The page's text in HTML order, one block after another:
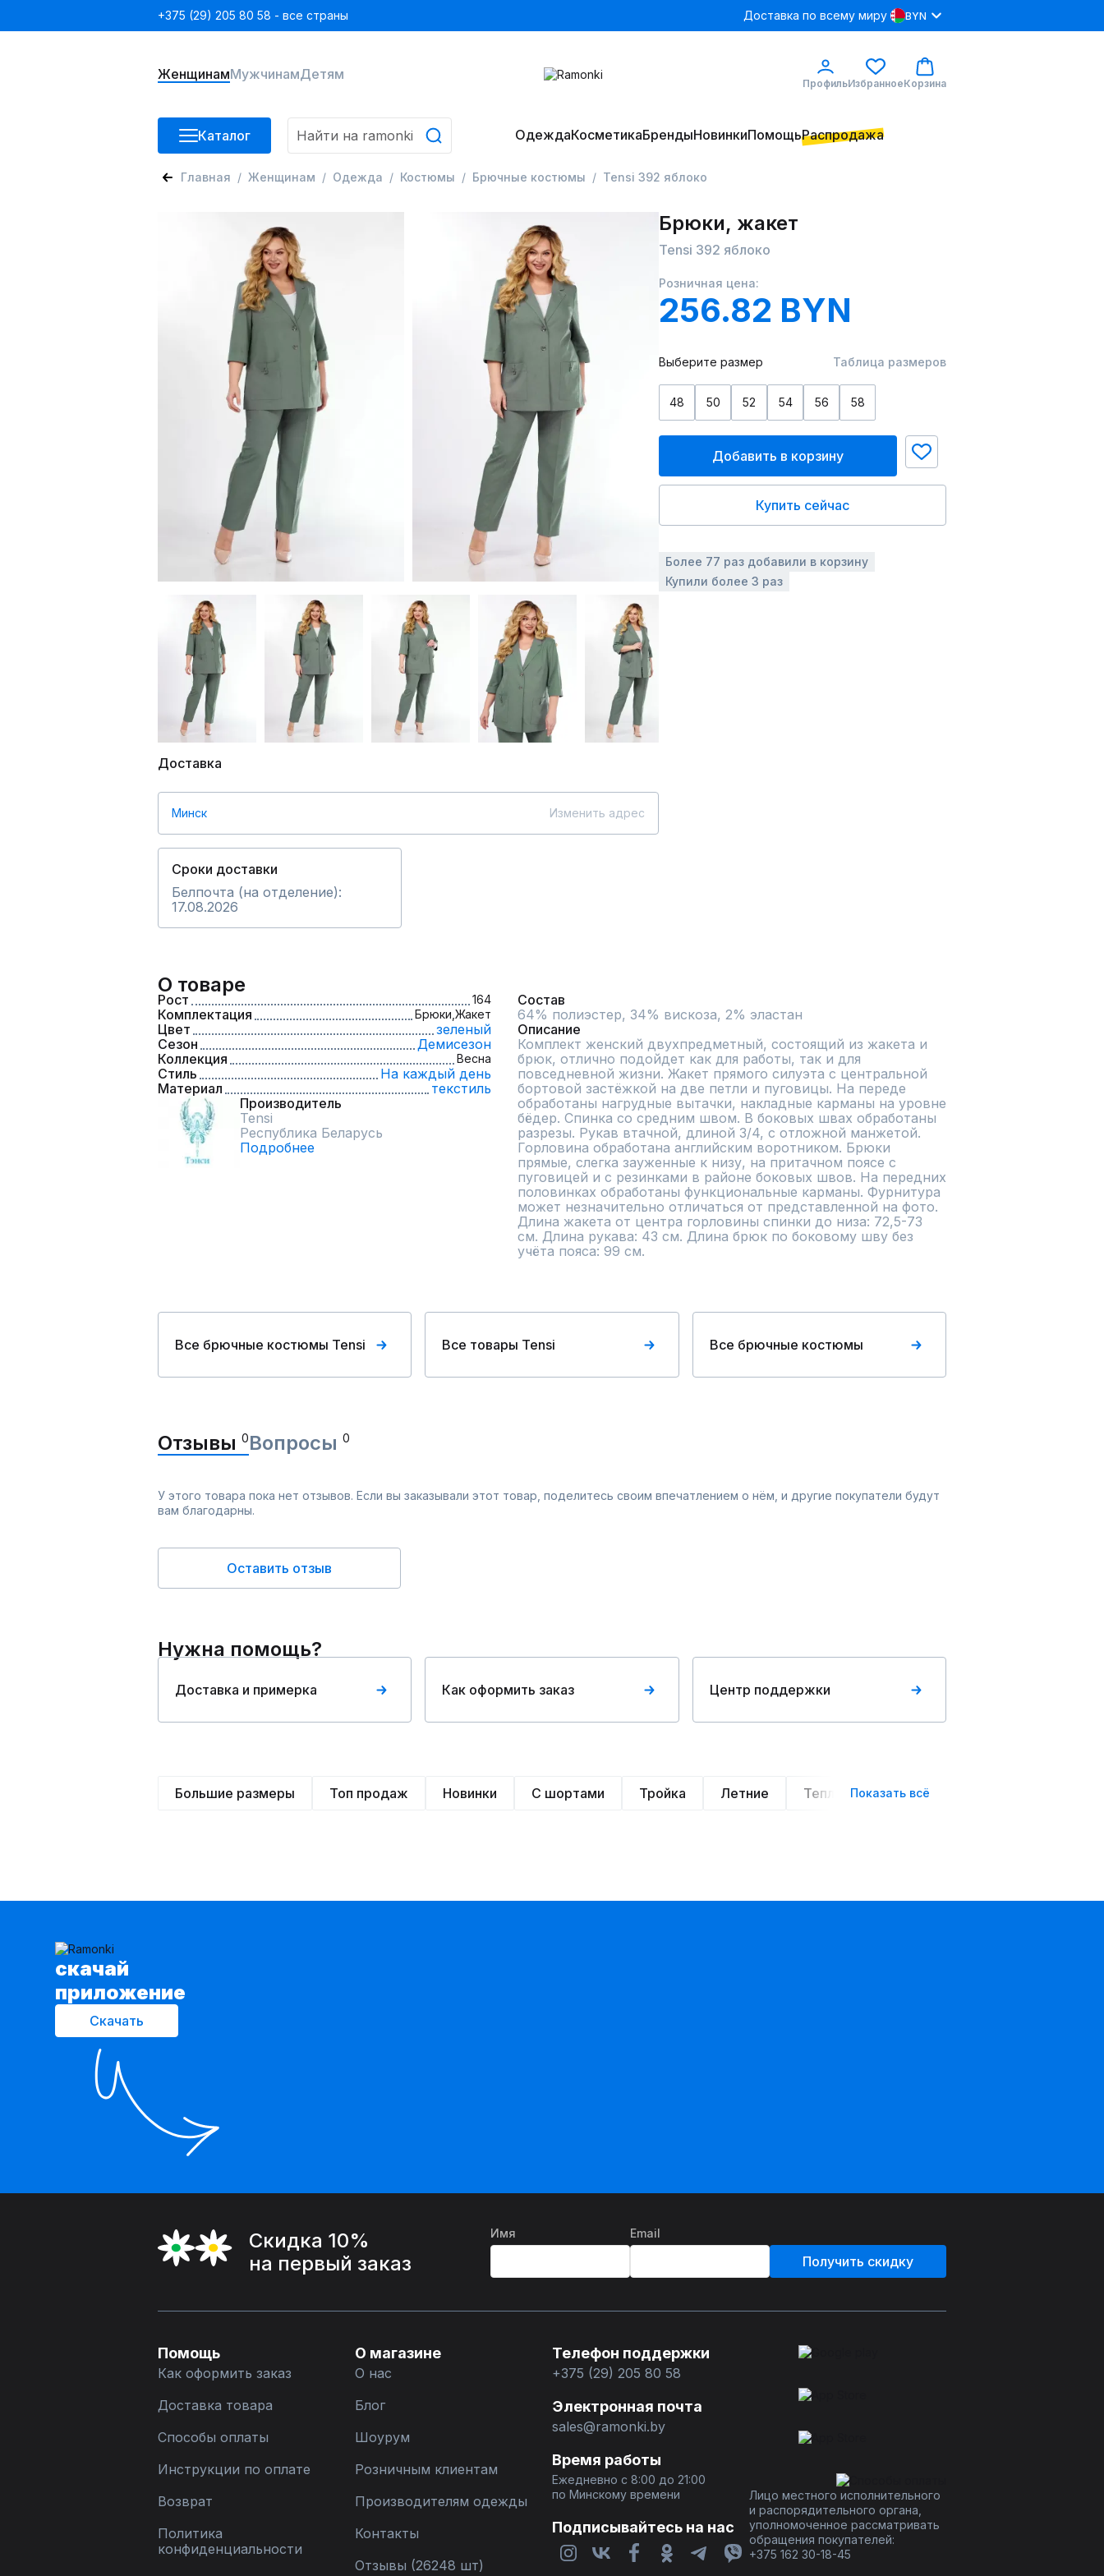
+375 (29) 205 80 58 - все страны Доставка по всему миру BYN
ЖенщинамМужчинамДетям
ПрофильИзбранноеКорзина
Каталог ОдеждаКосметикаБрендыНовинкиПомощьРаспродажа
Главная Женщинам Одежда Костюмы Брючные костюмы Tensi 392 яблоко
Доставка
Минск Изменить адрес
Сроки доставки
Белпочта (на отделение):
17.08.2026
Брюки, жакет
Tensi 392 яблоко
Розничная цена:
256.82 BYN
Выберите размер Таблица размеров
48 50 52 54 56 58
Добавить в корзину
Купить сейчас
Более 77 раз добавили в корзину
Купили более 3 раз
О товаре
Рост 164
Комплектация Брюки, Жакет
Цвет
зеленый
Сезон
Демисезон
Коллекция
Весна
Стиль
На каждый день
Материал
текстиль
Производитель
Tensi
Республика Беларусь
Подробнее
Состав
64% полиэстер, 34% вискоза, 2% эластан
Описание
Комплект женский двухпредметный, состоящий из жакета и
брюк, отлично подойдет как для работы, так и для
повседневной жизни. Жакет прямого силуэта с центральной
бортовой застёжкой на две петли и пуговицы. На переде
обработаны нагрудные вытачки, накладные карманы на уровне
бёдер. Спинка со средним швом. В боковых швах обработаны
разрезы. Рукав втачной, длиной 3/4, с отложной манжетой.
Горловина обработана английским воротником. Брюки
прямые, слегка зауженные к низу, на притачном поясе с
пуговицей и с резинками в районе боковых швов. На передних
половинках обработаны функциональные карманы. Фурнитура
может незначительно отличаться от представленной на фото.
Длина жакета от центра горловины спинки до низа: 72,5-73
см. Длина рукава: 43 см. Длина брюк по боковому шву без
учёта пояса: 99 см.
Все брючные костюмы Tensi Все товары Tensi Все брючные костюмы
Отзывы 0Вопросы 0
У этого товара пока нет отзывов. Если вы заказывали этот товар, поделитесь своим впечатлением о нём, и другие покупатели будут
вам благодарны.
Оставить отзыв
Нужна помощь?
Доставка и примерка Как оформить заказ Центр поддержки
Большие размеры Топ продаж Новинки С шортами Тройка Летние Теплые Легкие
Показать всё
cкачай
приложение
Скачать
Скидка 10%
на первый заказ
Имя Email
Получить скидку
Помощь
Как оформить заказ
Доставка товара
Способы оплаты
Инструкции по оплате
Возврат
Политика
конфиденциальности
О магазине
О нас
Блог
Шоурум
Розничным клиентам
Производителям одежды
Контакты
Отзывы (26248 шт)
Телефон поддержки
+375 (29) 205 80 58
Электронная почта
sales@ramonki.by
Время работы
Ежедневно с 8:00 до 21:00
по Минскому времени
Подписывайтесь на нас
Лицо местного исполнительного
и распорядительного органа,
уполномоченное рассматривать
обращения покупателей:
+375 162 30-18-45